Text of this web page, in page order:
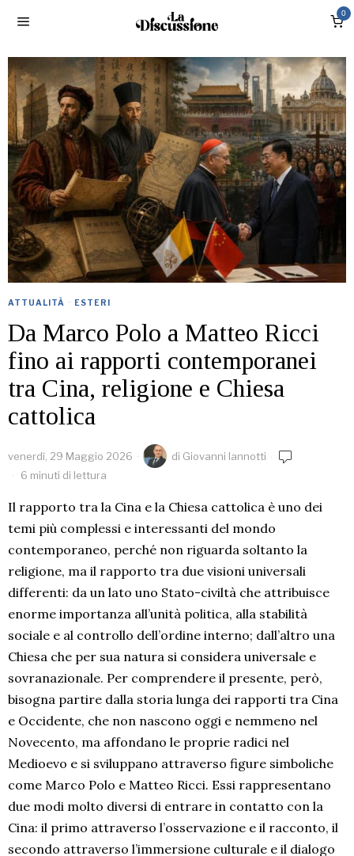
0
ATTUALITÀ · ESTERI
Da Marco Polo a Matteo Ricci
fino ai rapporti contemporanei
tra Cina, religione e Chiesa
cattolica
venerdì, 29 Maggio 2026 di Giovanni Iannotti
6 minuti di lettura
Il rapporto tra la Cina e la Chiesa cattolica è uno dei
temi più complessi e interessanti del mondo
contemporaneo, perché non riguarda soltanto la
religione, ma il rapporto tra due visioni universali
differenti: da un lato uno Stato-civiltà che attribuisce
enorme importanza all’unità politica, alla stabilità
sociale e al controllo dell’ordine interno; dall’altro una
Chiesa che per sua natura si considera universale e
sovranazionale. Per comprendere il presente, però,
bisogna partire dalla storia lunga dei rapporti tra Cina
e Occidente, che non nascono oggi e nemmeno nel
Novecento, ma affondano le proprie radici nel
Medioevo e si sviluppano attraverso figure simboliche
come Marco Polo e Matteo Ricci. Essi rappresentano
due modi molto diversi di entrare in contatto con la
Cina: il primo attraverso l’osservazione e il racconto, il
secondo attraverso l’immersione culturale e il dialogo